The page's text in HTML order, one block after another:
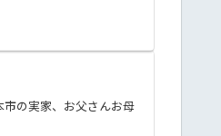
の実家、お父さんお母